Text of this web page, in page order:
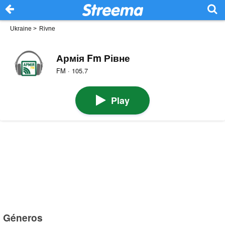
Ukraine > Rivne
Армія Fm Рівне
FM · 105.7
Play
Géneros